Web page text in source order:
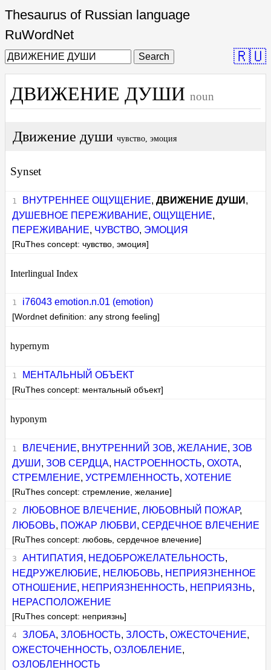
Thesaurus of Russian language
RuWordNet
Search 🇷🇺
ДВИЖЕНИЕ ДУШИ noun
Движение души чувство, эмоция
Synset
ВНУТРЕННЕЕ ОЩУЩЕНИЕ, ДВИЖЕНИЕ ДУШИ ,
ДУШЕВНОЕ ПЕРЕЖИВАНИЕ,ОЩУЩЕНИЕ,
ПЕРЕЖИВАНИЕ, ЧУВСТВО, ЭМОЦИЯ
[RuThes concept: чувство, эмоция]
Interlingual Index
i76043 emotion.n.01 (emotion)
[Wordnet definition: any strong feeling]
hypernym
МЕНТАЛЬНЫЙ ОБЪЕКТ
[RuThes concept: ментальный объект]
hyponym
ВЛЕЧЕНИЕ, ВНУТРЕННИЙ ЗОВ, ЖЕЛАНИЕ, ЗОВ
ДУШИ ,ЗОВ СЕРДЦА, НАСТРОЕННОСТЬ,ОХОТА,
СТРЕМЛЕНИЕ,УСТРЕМЛЕННОСТЬ, ХОТЕНИЕ
[RuThes concept: стремление, желание]
ЛЮБОВНОЕ ВЛЕЧЕНИЕ, ЛЮБОВНЫЙ ПОЖАР,
ЛЮБОВЬ, ПОЖАР ЛЮБВИ ,СЕРДЕЧНОЕ ВЛЕЧЕНИЕ
[RuThes concept: любовь, сердечное влечение]
АНТИПАТИЯ , НЕДОБРОЖЕЛАТЕЛЬНОСТЬ,
НЕДРУЖЕЛЮБИЕ, НЕЛЮБОВЬ, НЕПРИЯЗНЕННОЕ
ОТНОШЕНИЕ, НЕПРИЯЗНЕННОСТЬ, НЕПРИЯЗНЬ,
НЕРАСПОЛОЖЕНИЕ
[RuThes concept: неприязнь]
ЗЛОБА, ЗЛОБНОСТЬ, ЗЛОСТЬ, ОЖЕСТОЧЕНИЕ,
ОЖЕСТОЧЕННОСТЬ,ОЗЛОБЛЕНИЕ,
ОЗЛОБЛЕННОСТЬ